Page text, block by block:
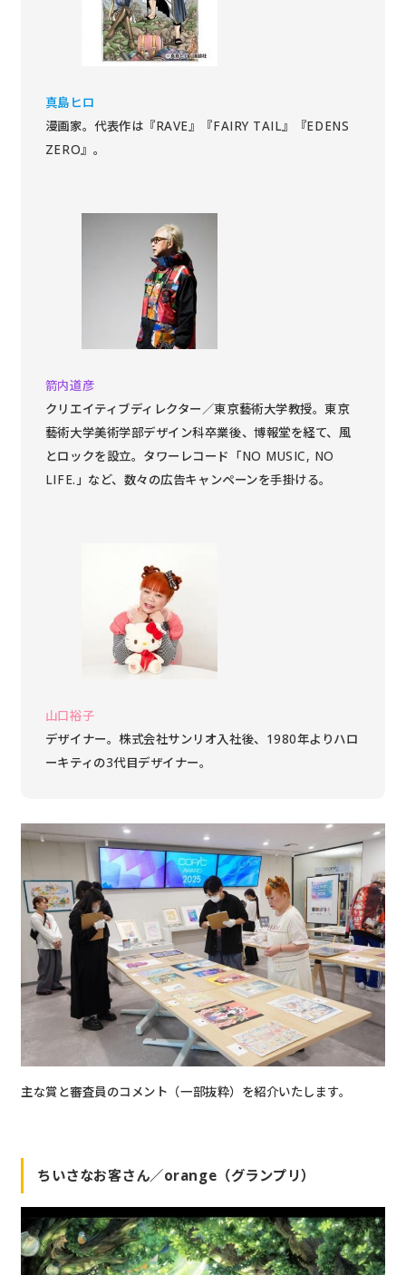
真島ヒロ
漫画家。代表作は『RAVE』『FAIRY TAIL』『EDENS
ZERO』。
箭内道彦
クリエイティブディレクター／東京藝術大学教授。東京
藝術大学美術学部デザイン科卒業後、博報堂を経て、風
とロックを設立。タワーレコード「NO MUSIC, NO
LIFE.」など、数々の広告キャンペーンを手掛ける。
山口裕子
デザイナー。株式会社サンリオ入社後、1980年よりハロ
ーキティの3代目デザイナー。
主な賞と審査員のコメント（一部抜粋）を紹介いたします。
ちいさなお客さん／orange（グランプリ）